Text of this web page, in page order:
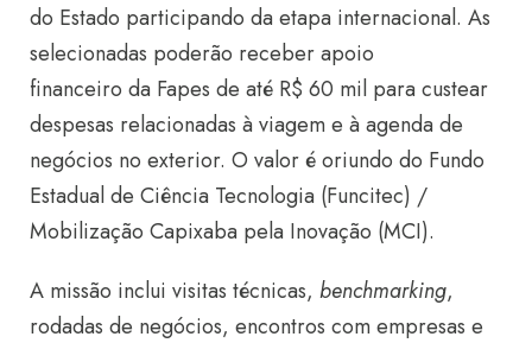
do Estado participando da etapa internacional. As
selecionadas poderão receber apoio
financeiro da Fapes de até R$ 60 mil para custear
despesas relacionadas à viagem e à agenda de
negócios no exterior. O valor é oriundo do Fundo
Estadual de Ciência Tecnologia (Funcitec) /
Mobilização Capixaba pela Inovação (MCI).
A missão inclui visitas técnicas, benchmarking,
rodadas de negócios, encontros com empresas e